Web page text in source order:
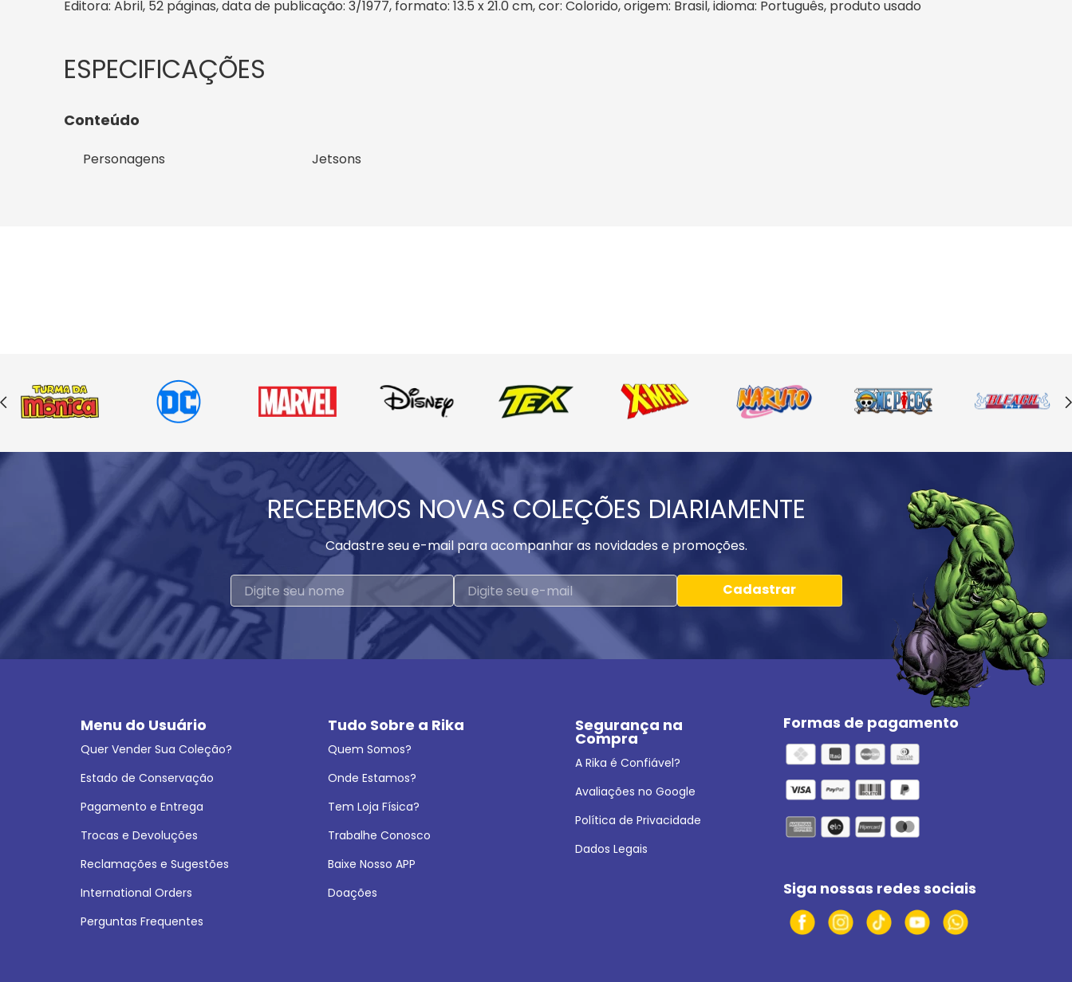
Editora: Abril, 52 páginas, data de publicação: 3/1977, formato: 13.5 x 21.0 cm, cor: Colorido, origem: Brasil, idioma: Português, produto usado
Conteúdo
Personagens Jetsons
RECEBEMOS NOVAS COLEÇÕES DIARIAMENTE
Cadastre seu e-mail para acompanhar as novidades e promoções.
Cadastrar
Menu do Usuário
Quer Vender Sua Coleção?
Estado de Conservação
Pagamento e Entrega
Trocas e Devoluções
Reclamações e Sugestões
International Orders
Perguntas Frequentes
Tudo Sobre a Rika
Quem Somos?
Onde Estamos?
Tem Loja Física?
Trabalhe Conosco
Baixe Nosso APP
Doações
Segurança na
Compra
A Rika é Confiável?
Avaliações no Google
Política de Privacidade
Dados Legais
Formas de pagamento
Siga nossas redes sociais